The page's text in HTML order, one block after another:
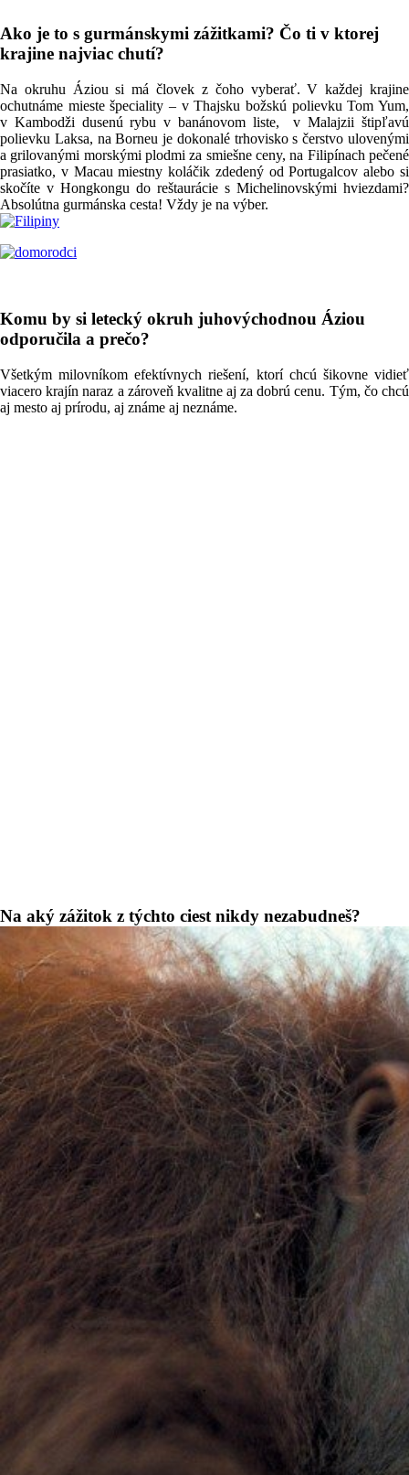
Ako je to s gurmánskymi zážitkami? Čo ti v ktorej
krajine najviac chutí?
Na okruhu Áziou si má človek z čoho vyberať. V každej krajine
ochutnáme mieste špeciality – v Thajsku božskú polievku Tom Yum,
v Kambodži dusenú rybu v banánovom liste, v Malajzii štipľavú
polievku Laksa, na Borneu je dokonalé trhovisko s čerstvo ulovenými
a grilovanými morskými plodmi za smiešne ceny, na Filipínach pečené
prasiatko, v Macau miestny koláčik zdedený od Portugalcov alebo si
skočíte v Hongkongu do reštaurácie s Michelinovskými hviezdami?
Absolútna gurmánska cesta! Vždy je na výber.
Komu by si letecký okruh juhovýchodnou Áziou
odporučila a prečo?
Všetkým milovníkom efektívnych riešení, ktorí chcú šikovne vidieť
viacero krajín naraz a zároveň kvalitne aj za dobrú cenu. Tým, čo chcú
aj mesto aj prírodu, aj známe aj neznáme.
Na aký zážitok z týchto ciest nikdy nezabudneš?